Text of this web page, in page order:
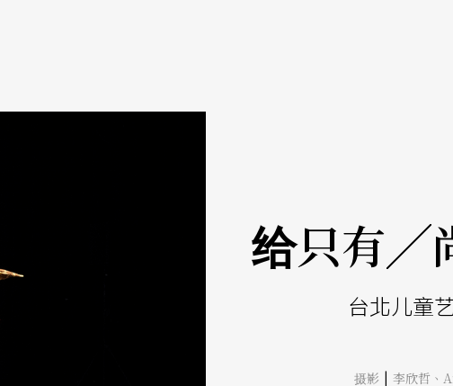
给只有╱
台北儿童
摄影 | 李欣哲 、